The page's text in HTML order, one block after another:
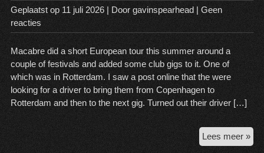
Geplaatst op 11 juli 2026| Door gavinspearhead
Geen
reacties
Macabre did a short European tour this summer around a
couple of festivals and added some club gigs to it. One of
which was in Rotterdam. I saw a post online that the were
looking for a driver to bring them from Copenhagen to
Rotterdam and then to the next gig. Turned out their driver […]
Lees meer »
@